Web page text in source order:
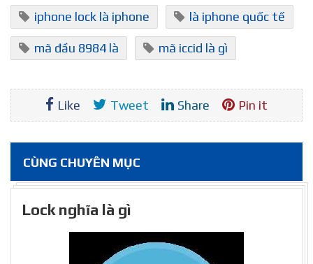
iphone lock là iphone là iphone quốc tế
mã đầu 8984 là mã iccid là gì
Like Tweet Share Pin it
CÙNG CHUYÊN MỤC
Lock nghĩa là gì